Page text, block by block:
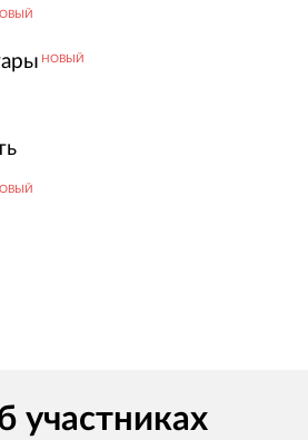
НОВЫЙ
участниках